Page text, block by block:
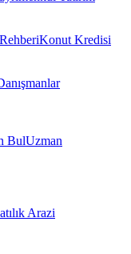
Konut Kredisi
BulUzman
Arazi